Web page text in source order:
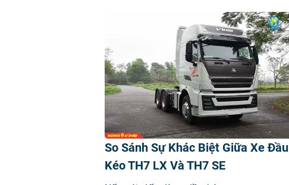
So Sánh Sự Khác Biệt Giữa Xe Đầu
Kéo TH7 LX Và TH7 SE